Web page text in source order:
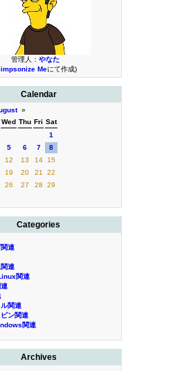
管理人： やなた
Meにて作成)
Calendar
»
Wed Thu Fri Sat
1
5 6 7
8
12 13 14
15
19 20 21
22
26 27 28
29
Categories
連
連
関連
関連
ン関連
関連
Archives